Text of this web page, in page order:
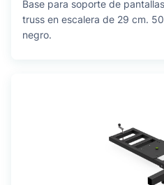
Base para soporte de
truss en escalera de 29 cm.
negro.